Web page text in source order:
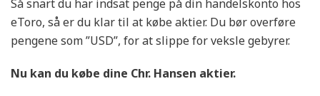
Så snart du har indsat penge på din handelskonto hos
eToro, så er du klar til at købe aktier. Du bør overføre
pengene som ”USD”, for at slippe for veksle gebyrer.
Nu kan du købe dine Chr. Hansen aktier.